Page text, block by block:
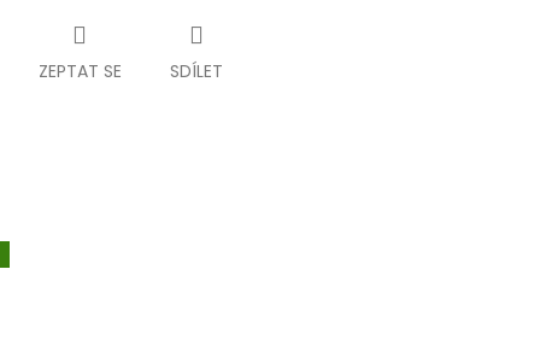
ZEPTAT SE SDÍLET